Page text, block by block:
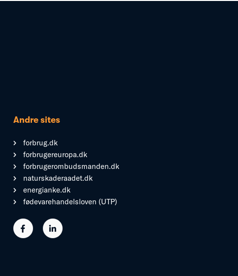
Andre sites
forbrug.dk
forbrugereuropa.dk
forbrugerombudsmanden.dk
naturskaderaadet.dk
energianke.dk
fødevarehandelsloven (UTP)